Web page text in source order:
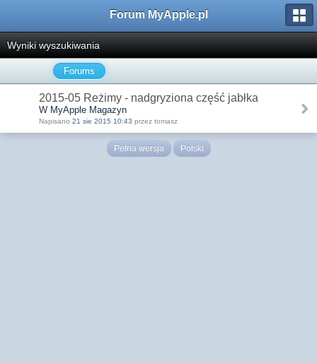
Forum MyApple.pl
Wyniki wyszukiwania
Forums
2015-05 Reżimy - nadgryziona część jabłka
W MyApple Magazyn
Napisano 21 sie 2015 10:43 przez tomasz
Pełna wersja Polski